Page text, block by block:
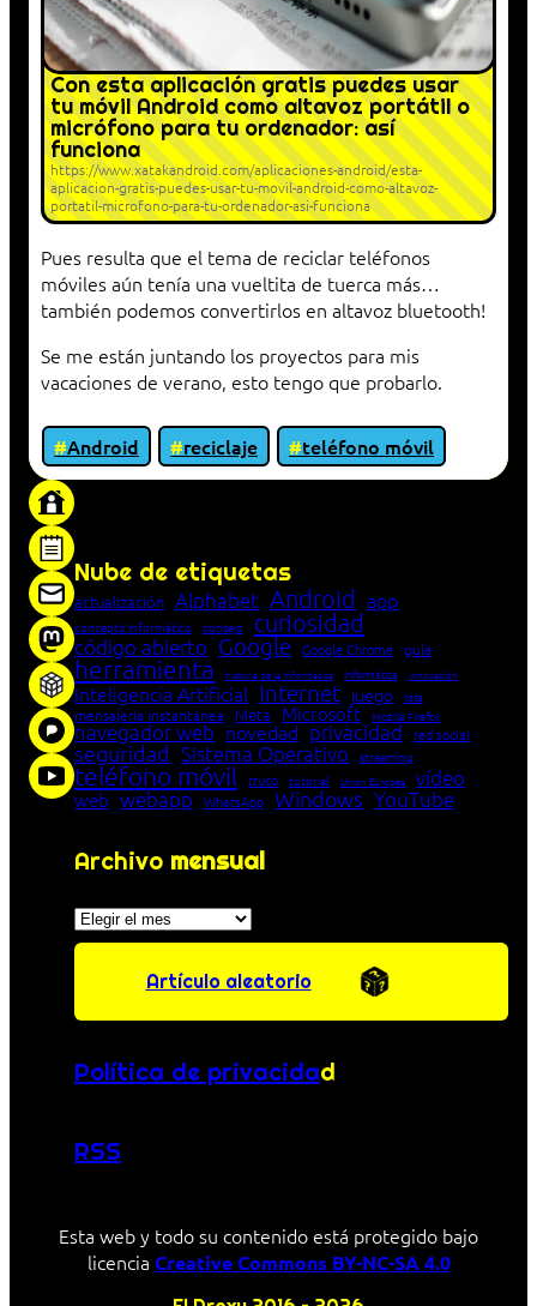
Con esta aplicación gratis puedes usar
tu móvil Android como altavoz portátil o
micrófono para tu ordenador: así
funciona
https://www.xatakandroid.com/aplicaciones-android/esta-
aplicacion-gratis-puedes-usar-tu-movil-android-como-altavoz-
portatil-microfono-para-tu-ordenador-asi-funciona
Pues resulta que el tema de reciclar teléfonos
móviles aún tenía una vueltita de tuerca más…
también podemos convertirlos en altavoz bluetooth!
Se me están juntando los proyectos para mis
vacaciones de verano, esto tengo que probarlo.
Android reciclaje
teléfono móvil
Nube de etiquetas
actualización Alphabet Android app
concepto informático consejo curiosidad
código abierto Google Google Chrome guía
herramienta historia de la Informática Informática innovación
Inteligencia Artificial Internet juego lista
mensajería instantánea Meta Microsoft Mozilla Firefox
navegador web novedad privacidad red social
seguridad Sistema Operativo streaming
teléfono móvil truco tutorial Unión Europea vídeo
web webapp WhatsApp Windows YouTube
Archivo mensual
Archivos
Artículo aleatorio
Política de privacidad
RSS
Esta web y todo su contenido está protegido bajo
licencia Creative Commons BY-NC-SA 4.0